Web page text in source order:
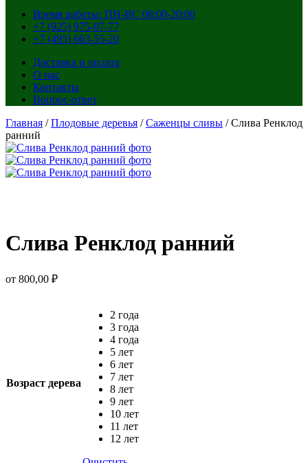
Время работы: ПН-ВС 08:00-20:00
+7 (925) 975-07-77
+7 (495) 663-55-20
Доставка и оплата
О нас
Контакты
Вопрос-ответ
Главная /Плодовые деревья /Саженцы сливы / Слива Ренклод
ранний
Слива Ренклод ранний
от 800,00 ₽
Возраст дерева
2 года
3 года
4 года
5 лет
6 лет
7 лет
8 лет
9 лет
10 лет
11 лет
12 лет